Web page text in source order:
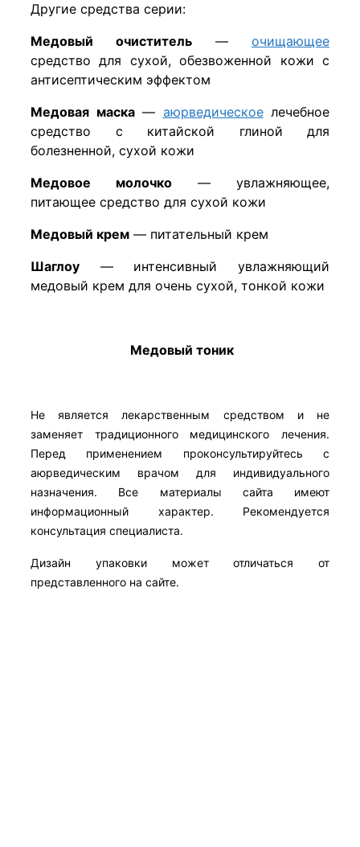
Другие средства серии:
Медовый очиститель — очищающее
средство для сухой, обезвоженной кожи с
антисептическим эффектом
Медовая маска— аюрведическоелечебное
средство с китайской глиной для
болезненной, сухой кожи
Медовое молочко — увлажняющее,
питающее средство для сухой кожи
Медовый крем — питательный крем
Шаглоу — интенсивный увлажняющий
медовый крем для очень сухой, тонкой кожи
Медовый тоник
Не является лекарственным средством и не
заменяет традиционного медицинского лечения.
Перед применением проконсультируйтесь с
аюрведическим врачом для индивидуального
назначения. Все материалы сайта имеют
информационный характер. Рекомендуется
консультация специалиста.
Дизайн упаковки может отличаться от
представленного на сайте.